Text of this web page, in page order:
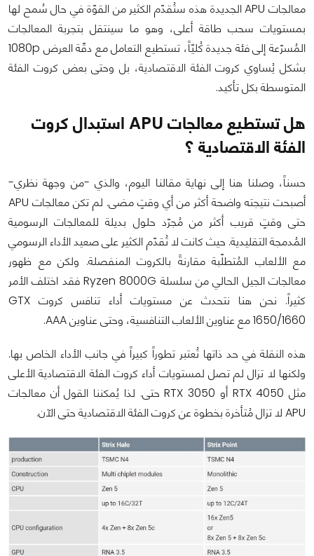
معالجات APU الجديدة هذه ستُقدّم الكثير من القوّة في حال سُمح لها
بمستويات سحب طاقة أعلى، وهو ما سينتقل بتجربة المعالجات
المُسرّعة إلى فئة جديدة كُليّاً، تستطيع التعامل مع دقّة العرض 1080p
بشكل يُساوي كروت الفئة الاقتصادية، بل وحتى بعض كروت الفئة
المتوسطة بكل تأكيد.
هل تستطيع معالجات APU استبدال كروت
الفئة الاقتصادية ؟
حسناً، وصلنا هنا إلى نهاية مقالنا اليوم، والذي -من وجهة نظري-
أصبحت نتيجته واضحة أكثر من أي وقتٍ مضى. لم تكن معالجات APU
حتى وقتٍ قريب أكثر من مُجرّد حلول بديلة للمعالجات الرسومية
المُدمجة التقليدية. حيث كانت لا تُقدّم الكثير على صعيد الأداء الرسومي
مع الألعاب المُتطلّبة مقارنةً بالكروت المنفصلة. ولكن مع ظهور
معالجات الجيل الحالي من سلسلة Ryzen 8000G فقد اختلف الأمر
كثيراً. نحن هنا نتحدث عن مستويات أداء تنافس كروت GTX
1650/1660 مع عناوين الألعاب التنافسية، وحتى عناوين AAA.
هذه النقلة في حد ذاتها تُعتبر تطوراً كبيراً في جانب الأداء الخاص بها.
ولكنها لا تزال لم تصل لمستويات أداء كروت الفئة الاقتصادية الأعلى
مثل RTX 4050 أو RTX 3050 حتى. لذا يُمكننا القول أن معالجات
APU لا تزال مُتأخرة بخطوة عن كروت الفئة الاقتصادية حتى الآن.